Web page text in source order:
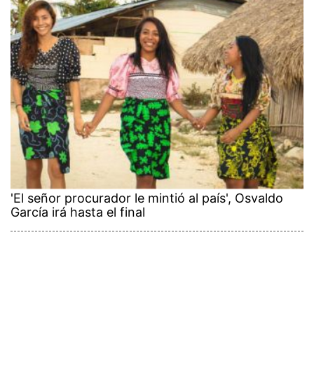
'El señor procurador le mintió al país', Osvaldo
García irá hasta el final